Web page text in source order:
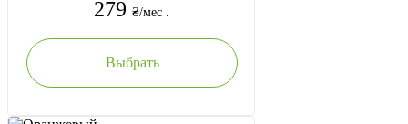
279 ₴/мес .
Выбрать
₴/мес . 239 ₴/мес .
Выбрать
Бесплатное ТВ
Внешний IP